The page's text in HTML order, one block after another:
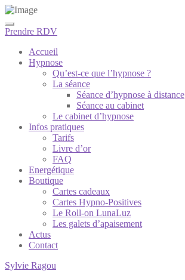
Prendre RDV
Accueil
Hypnose
Qu’est-ce que l’hypnose ?
La séance
Séance d’hypnose à distance
Séance au cabinet
Le cabinet d’hypnose
Infos pratiques
Tarifs
Livre d’or
FAQ
Energétique
Boutique
Cartes cadeaux
Cartes Hypno-Positives
Le Roll-on LunaLuz
Les galets d’apaisement
Actus
Contact
Sylvie Ragou